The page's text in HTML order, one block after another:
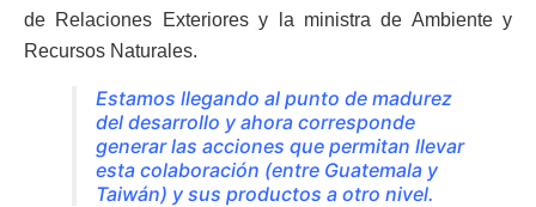
de Relaciones Exteriores y la ministra de Ambiente y
Recursos Naturales.
Estamos llegando al punto de madurez
del desarrollo y ahora corresponde
generar las acciones que permitan llevar
esta colaboración (entre Guatemala y
Taiwán) y sus productos a otro nivel.